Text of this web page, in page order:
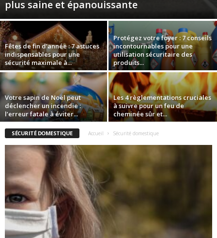
plus saine et épanouissante
Fêtes de fin d’année : 7 astuces
indispensables pour une
sécurité maximale à...
Protégez votre foyer : 7 conseils
incontournables pour une
utilisation sécuritaire des
produits...
Votre sapin de Noël peut
déclencher un incendie :
l’erreur fatale à éviter...
Les 4 règlementations cruciales
à suivre pour un feu de
cheminée sûr et...
SÉCURITÉ DOMESTIQUE Accueil Sécurité domestique